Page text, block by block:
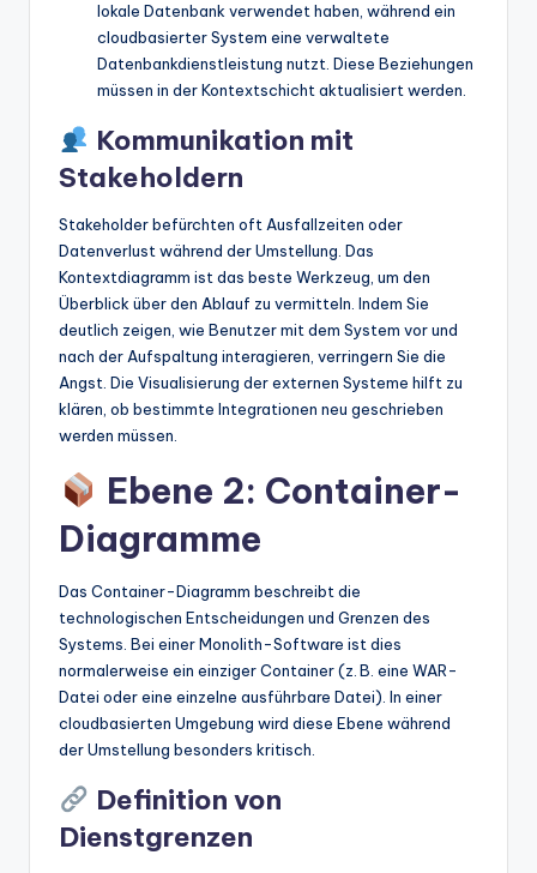
lokale Datenbank verwendet haben, während ein
cloudbasierter System eine verwaltete
Datenbankdienstleistung nutzt. Diese Beziehungen
müssen in der Kontextschicht aktualisiert werden.
Kommunikation mit
Stakeholdern
Stakeholder befürchten oft Ausfallzeiten oder
Datenverlust während der Umstellung. Das
Kontextdiagramm ist das beste Werkzeug, um den
Überblick über den Ablauf zu vermitteln. Indem Sie
deutlich zeigen, wie Benutzer mit dem System vor und
nach der Aufspaltung interagieren, verringern Sie die
Angst. Die Visualisierung der externen Systeme hilft zu
klären, ob bestimmte Integrationen neu geschrieben
werden müssen.
Ebene 2: Container-
Diagramme
Das Container-Diagramm beschreibt die
technologischen Entscheidungen und Grenzen des
Systems. Bei einer Monolith-Software ist dies
normalerweise ein einziger Container (z. B. eine WAR-
Datei oder eine einzelne ausführbare Datei). In einer
cloudbasierten Umgebung wird diese Ebene während
der Umstellung besonders kritisch.
Definition von
Dienstgrenzen